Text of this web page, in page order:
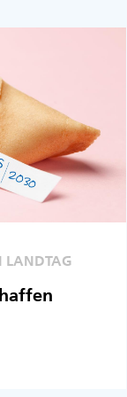
LANDTAG